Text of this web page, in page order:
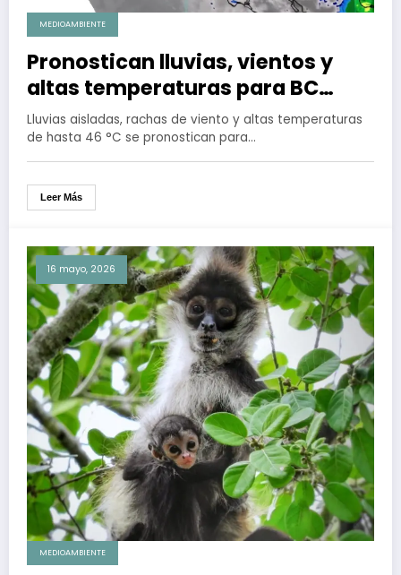
MEDIOAMBIENTE
Pronostican lluvias, vientos y
altas temperaturas para BC
durante el fin de semana
Lluvias aisladas, rachas de viento y altas temperaturas
de hasta 46 °C se pronostican para…
Leer Más
16 mayo, 2026
MEDIOAMBIENTE